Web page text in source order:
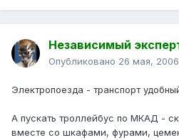
Независимый
Опубликовано 26 мая, 2006
Электропоезда - транспорт
А пускать троллейбус по МКАД -
вместе со шкафами, фурами,